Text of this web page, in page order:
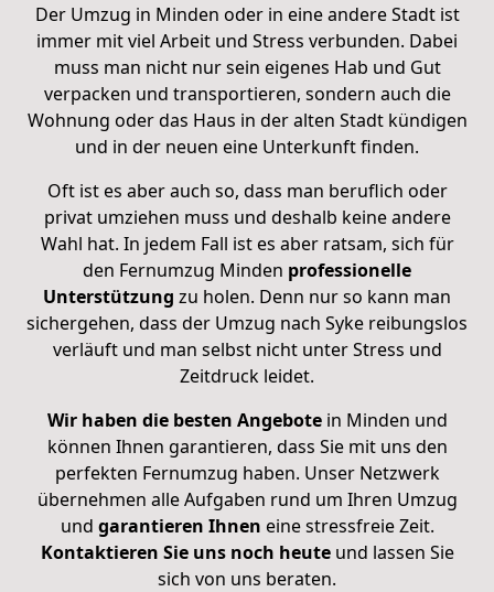
Der Umzug in Minden oder in eine andere Stadt ist
immer mit viel Arbeit und Stress verbunden. Dabei
muss man nicht nur sein eigenes Hab und Gut
verpacken und transportieren, sondern auch die
Wohnung oder das Haus in der alten Stadt kündigen
und in der neuen eine Unterkunft finden.
Oft ist es aber auch so, dass man beruflich oder
privat umziehen muss und deshalb keine andere
Wahl hat. In jedem Fall ist es aber ratsam, sich für
den Fernumzug Minden professionelle
Unterstützung zu holen. Denn nur so kann man
sichergehen, dass der Umzug nach Syke reibungslos
verläuft und man selbst nicht unter Stress und
Zeitdruck leidet.
Wir haben die besten Angebote in Minden und
können Ihnen garantieren, dass Sie mit uns den
perfekten Fernumzug haben. Unser Netzwerk
übernehmen alle Aufgaben rund um Ihren Umzug
und garantieren Ihnen eine stressfreie Zeit.
Kontaktieren Sie uns noch heuteund lassen Sie
sich von uns beraten.